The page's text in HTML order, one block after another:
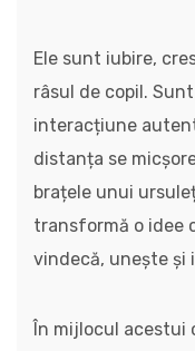
Ele sunt iubire,
râsul de copil.
interacțiune
distanța se
brațele unui
transformă o idee
vindecă, unește și
În mijlocul acestui